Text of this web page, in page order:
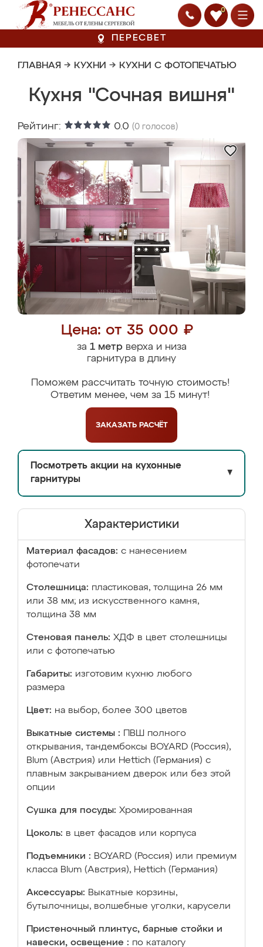
0
ПЕРЕСВЕТ
ГЛАВНАЯ → КУХНИ → КУХНИ С ФОТОПЕЧАТЬЮ
Кухня "Сочная вишня"
Рейтинг: 0.0 (0 голосов)
Цена: от 35 000 ₽
за 1 метрверха и низа
гарнитура в длину
Поможем рассчитать точную стоимость!
Ответим менее, чем за 15 минут!
ЗАКАЗАТЬ РАСЧЁТ
Посмотреть акции на кухонные
гарнитуры
▼
Характеристики
Материал фасадов: с нанесением
фотопечати
Столешница: пластиковая, толщина 26 мм
или 38 мм; из искусственного камня,
толщина 38 мм
Стеновая панель: ХДФ в цвет столешницы
или с фотопечатью
Габариты: изготовим кухню любого
размера
Цвет: на выбор, более 300 цветов
Выкатные системы :
ПВШ полного
открывания, тандембоксы BOYARD (Россия),
Blum (Австрия) или Hettich (Германия) с
плавным закрыванием дверок или без этой
опции
Сушка для посуды: Хромированная
Цоколь: в цвет фасадов или корпуса
Подъемники : BOYARD (Россия) или премиум
класса Blum (Австрия), Hettich (Германия)
Аксессуары: Выкатные корзины,
бутылочницы, волшебные уголки, карусели
Пристеночный плинтус, барные стойки и
навески, освещение : по каталогу